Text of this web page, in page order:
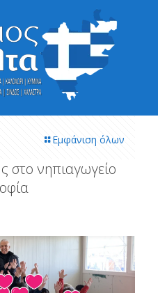
Εμφάνιση όλων
στο νηπιαγωγείο